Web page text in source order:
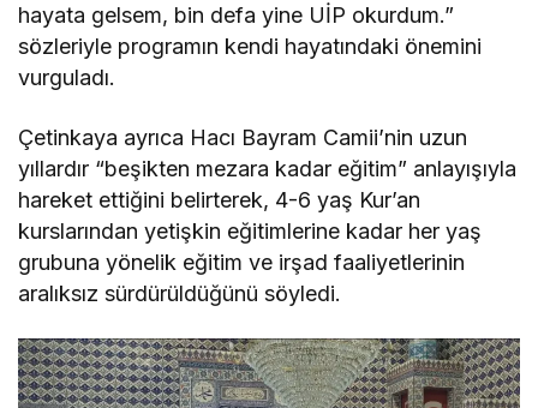
hayata gelsem, bin defa yine UİP okurdum.”
sözleriyle programın kendi hayatındaki önemini
vurguladı.
Çetinkaya ayrıca Hacı Bayram Camii’nin uzun
yıllardır “beşikten mezara kadar eğitim” anlayışıyla
hareket ettiğini belirterek, 4-6 yaş Kur’an
kurslarından yetişkin eğitimlerine kadar her yaş
grubuna yönelik eğitim ve irşad faaliyetlerinin
aralıksız sürdürüldüğünü söyledi.